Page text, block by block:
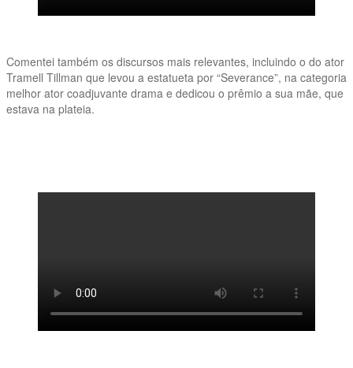
Comentei também os discursos mais relevantes, incluindo o do ator
Tramell Tillman que levou a estatueta por “Severance”, na categoria
melhor ator coadjuvante drama e dedicou o prêmio a sua mãe, que
estava na plateia.